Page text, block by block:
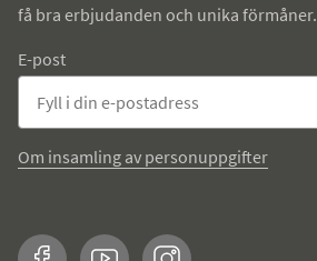
få bra erbjudanden och unika förmåner.
E-post
Om insamling av personuppgifter